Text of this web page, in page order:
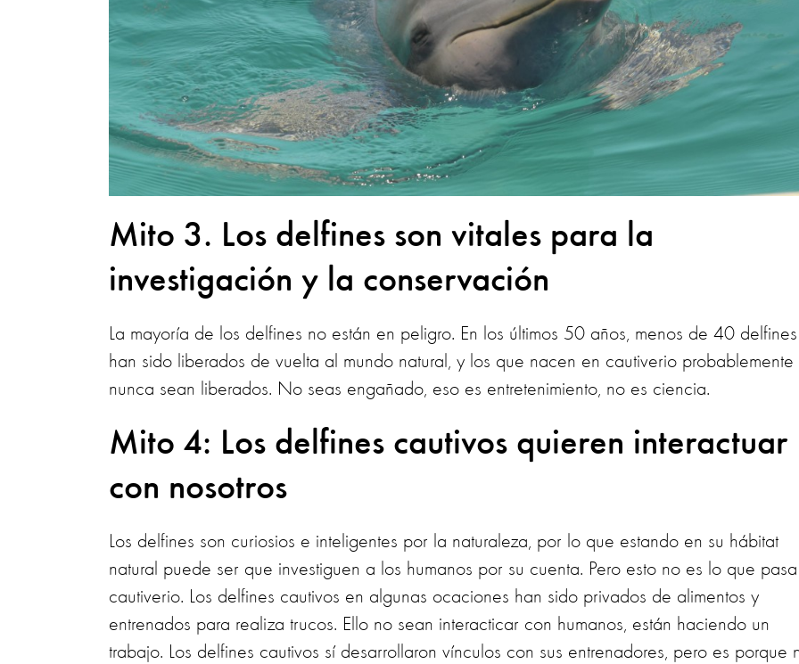
Mito 3. Los delfines son vitales para la
investigación y la conservación
La mayoría de los delfines no están en peligro. En los últimos 50 años, menos de 40 delfines
han sido liberados de vuelta al mundo natural, y los que nacen en cautiverio probablemente
nunca sean liberados. No seas engañado, eso es entretenimiento, no es ciencia.
Mito 4: Los delfines cautivos quieren interactuar
con nosotros
Los delfines son curiosios e inteligentes por la naturaleza, por lo que estando en su hábitat
natural puede ser que investiguen a los humanos por su cuenta. Pero esto no es lo que
cautiverio. Los delfines cautivos en algunas ocaciones han sido privados de alimentos y
entrenados para realiza trucos. Ello no sean interacticar con humanos, están haciendo un
trabajo. Los delfines cautivos sí desarrollaron vínculos con sus entrenadores, pero es porque